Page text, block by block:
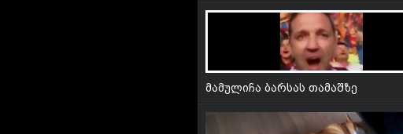
მამულიჩა ბარსას თამაშზე